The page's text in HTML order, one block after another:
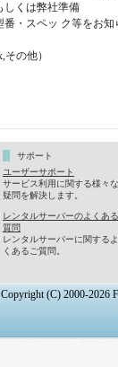
しくは弊社準備
番・スペッ ク等をお
その他）
サポート
ユーザーサポート
サービス利用に関する様々な
疑問を解決します。
レンタルサーバーのよくある
質問
レンタルサーバーに関するよ
くあるご質問。
Copyright (C) 2000-2026